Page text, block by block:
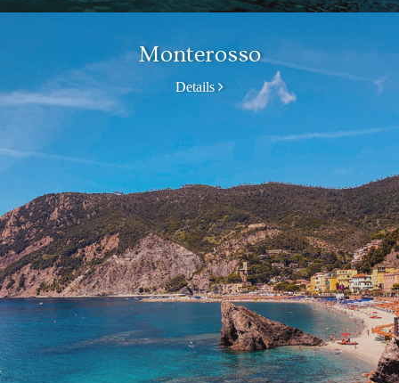
Monterosso
Details